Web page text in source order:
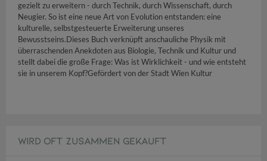
gezielt zu erweitern - durch Technik, durch Wissenschaft, durch
Neugier. So ist eine neue Art von Evolution entstanden: eine
kulturelle, selbstgesteuerte Erweiterung unseres
Bewusstseins.Dieses Buch verknüpft anschauliche Physik mit
überraschenden Anekdoten aus Biologie, Technik und Kultur und
stellt dabei die große Frage: Was ist Wirklichkeit - und wie entsteht
sie in unserem Kopf?Gefördert von der Stadt Wien Kultur
WIRD OFT ZUSAMMEN GEKAUFT